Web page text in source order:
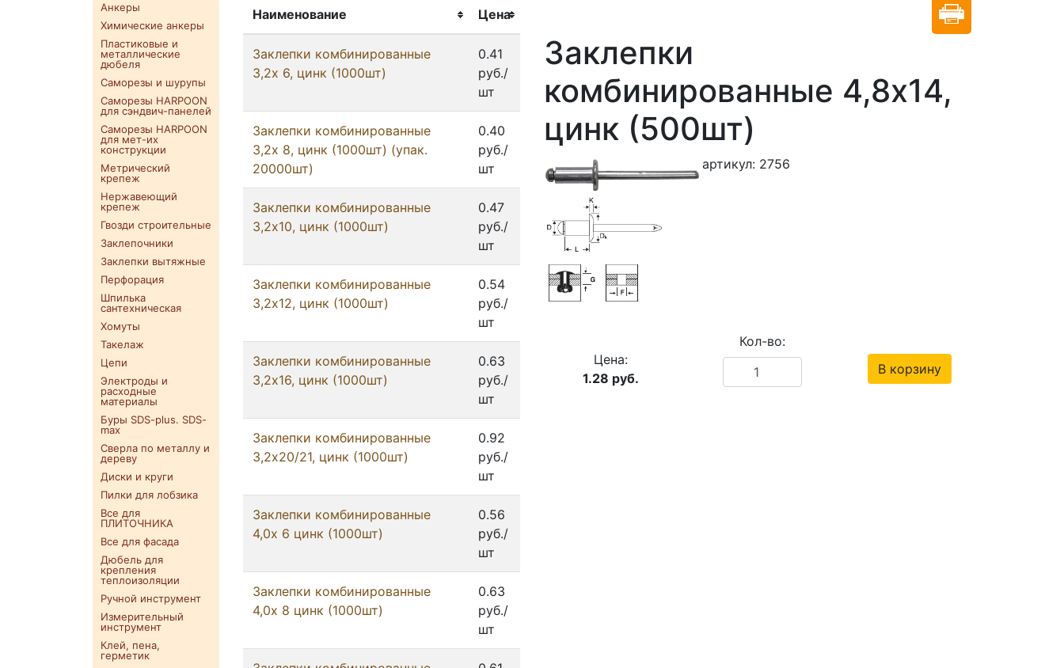
Анкеры
Химические анкеры
Пластиковые и
металлические
дюбеля
Саморезы и шурупы
Саморезы HARPOON
для сэндвич-панелей
Саморезы HARPOON
для мет-их
конструкции
Метрический
крепеж
Нержавеющий
крепеж
Гвозди строительные
Заклепочники
Заклепки вытяжные
Перфорация
Шпилька
сантехническая
Хомуты
Такелаж
Цепи
Электроды и
расходные
материалы
Буры SDS-plus. SDS-
max
Сверла по металлу и
дереву
Диски и круги
Пилки для лобзика
Все для
ПЛИТОЧНИКА
Все для фасада
Дюбель для
крепления
теплоизоляции
Ручной инструмент
Измерительный
инструмент
Клей, пена,
герметик
Наименование Цена
Заклепки комбинированные
3,2x 6, цинк (1000шт)
0.41
руб./
шт
Заклепки комбинированные
3,2x 8, цинк (1000шт) (упак.
20000шт)
0.40
руб./
шт
Заклепки комбинированные
3,2x10, цинк (1000шт)
0.47
руб./
шт
Заклепки комбинированные
3,2x12, цинк (1000шт)
0.54
руб./
шт
Заклепки комбинированные
3,2x16, цинк (1000шт)
0.63
руб./
шт
Заклепки комбинированные
3,2x20/21, цинк (1000шт)
0.92
руб./
шт
Заклепки комбинированные
4,0x 6 цинк (1000шт)
0.56
руб./
шт
Заклепки комбинированные
4,0x 8 цинк (1000шт)
0.63
руб./
шт
Заклепки
комбинированные 4,8х14,
цинк (500шт)
артикул: 2756
Цена:
1.28 руб.
Кол-во:
В корзину